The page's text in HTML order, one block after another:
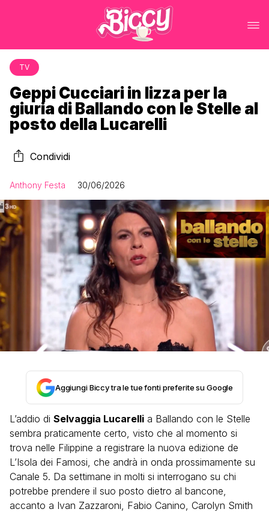
TV
Geppi Cucciari in lizza per la
giuria di Ballando con le Stelle al
posto della Lucarelli
Condividi
Anthony Festa 30/06/2026
Aggiungi Biccy tra le tue fonti preferite su Google
L’addio di Selvaggia Lucarelli a Ballando con le Stelle
sembra praticamente certo, visto che al momento si
trova nelle Filippine a registrare la nuova edizione de
L’Isola dei Famosi, che andrà in onda prossimamente su
Canale 5. Da settimane in molti si interrogano su chi
potrebbe prendere il suo posto dietro al bancone,
accanto a Ivan Zazzaroni, Fabio Canino, Carolyn Smith